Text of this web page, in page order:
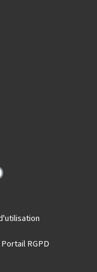
Portail RGPD